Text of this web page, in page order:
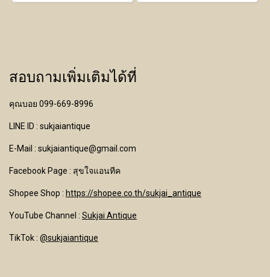
สอบถามเพิ่มเติมได้ที่
คุณบอย 099-669-8996
LINE ID : sukjaiantique
E-Mail : sukjaiantique@gmail.com
Facebook Page : สุขใจแอนทีค
Shopee Shop : https://shopee.co.th/sukjai_antique
YouTube Channel : Sukjai Antique
TikTok : @sukjaiantique